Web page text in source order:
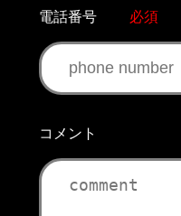
電話番号 必須
コメント